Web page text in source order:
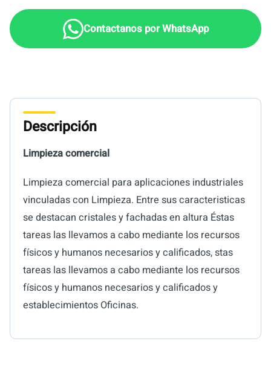
Descripción
Limpieza comercial
Limpieza comercial para aplicaciones industriales
vinculadas con Limpieza. Entre sus caracteristicas
se destacan cristales y fachadas en altura Éstas
tareas las llevamos a cabo mediante los recursos
físicos y humanos necesarios y calificados, stas
tareas las llevamos a cabo mediante los recursos
físicos y humanos necesarios y calificados y
establecimientos Oficinas.